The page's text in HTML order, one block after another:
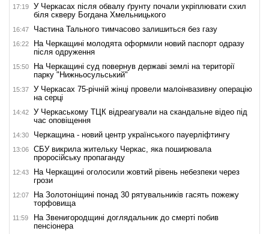
17:19
У Черкасах після обвалу ґрунту почали укріплювати схил
біля скверу Богдана Хмельницького
16:47 Частина Тального тимчасово залишиться без газу
16:22
На Черкащині молодята оформили новий паспорт одразу
після одруження
15:50
На Черкащині суд повернув державі землі на території
парку "Нижньосульський"
15:37
У Черкасах 75-річній жінці провели малоінвазивну операцію
на серці
14:42
У Черкаському ТЦК відреагували на скандальне відео під
час оповіщення
14:30 Черкащина - новий центр українського пауерліфтингу
13:06
СБУ викрила жительку Черкас, яка поширювала
проросійську пропаганду
12:43
На Черкащині оголосили жовтий рівень небезпеки через
грози
12:07
На Золотоніщині понад 30 рятувальників гасять пожежу
торфовища
11:59
На Звенигородщині доглядальник до смерті побив
пенсіонера